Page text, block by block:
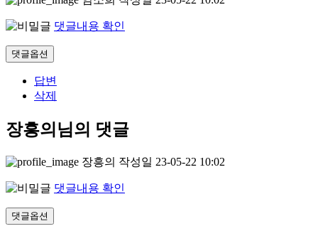
댓글내용 확인
댓글옵션
답변
삭제
장흥의님의 댓글
장흥의 작성일 23-05-22 10:02
댓글내용 확인
댓글옵션